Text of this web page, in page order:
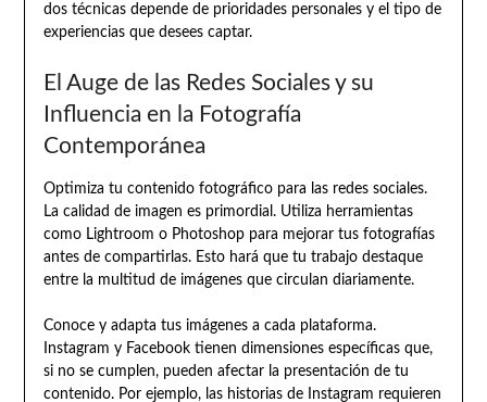
dos técnicas depende de prioridades personales y el tipo de
experiencias que desees captar.
El Auge de las Redes Sociales y su
Influencia en la Fotografía
Contemporánea
Optimiza tu contenido fotográfico para las redes sociales.
La calidad de imagen es primordial. Utiliza herramientas
como Lightroom o Photoshop para mejorar tus fotografías
antes de compartirlas. Esto hará que tu trabajo destaque
entre la multitud de imágenes que circulan diariamente.
Conoce y adapta tus imágenes a cada plataforma.
Instagram y Facebook tienen dimensiones específicas que,
si no se cumplen, pueden afectar la presentación de tu
contenido. Por ejemplo, las historias de Instagram requieren